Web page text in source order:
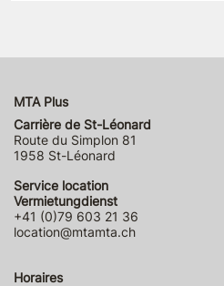
MTA Plus
Carrière de St-Léonard
Route du Simplon 81
1958 St-Léonard
Service location
Vermietungdienst
+41 (0)79 603 21 36
location@mtamta.ch
Horaires